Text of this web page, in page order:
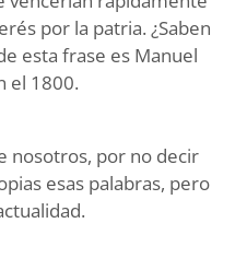
por la patria. ¿Saben
esta frase es Manuel
el 1800.
nosotros, por no decir
esas palabras, pero